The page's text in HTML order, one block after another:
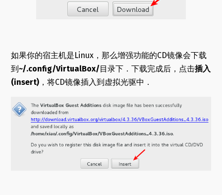
如果你的宿主机是Linux，那么增强功能的CD镜像会下载
到~/.config/VirtualBox/目录下．下载完成后，点击插入
(insert)，将CD镜像插入到虚拟光驱中．